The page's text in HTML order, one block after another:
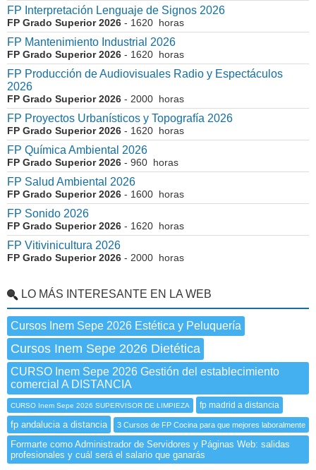
FP Interpretación Lenguaje de Signos 2026
FP Grado Superior 2026 - 1620 horas
FP Mantenimiento Industrial 2026
FP Grado Superior 2026 - 1620 horas
FP Producción de Audiovisuales Radio y Espectáculos
2026
FP Grado Superior 2026 - 2000 horas
FP Proyectos Urbanísticos y Topografía 2026
FP Grado Superior 2026 - 1620 horas
FP Química Ambiental 2026
FP Grado Superior 2026 - 960 horas
FP Salud Ambiental 2026
FP Grado Superior 2026 - 1600 horas
FP Sonido 2026
FP Grado Superior 2026 - 1620 horas
FP Vitivinicultura 2026
FP Grado Superior 2026 - 2000 horas
LO MÁS INTERESANTE EN LA WEB
Cursos Inem Sepe 2026 Estética y Peluquería
Cursos Inem Sepe 2026 Dietética
CURSO Inem Sepe 2026 Gestión del establecimiento
comercial A DISTANCIA
CURSO Inem Sepe 2026 SUPERVISOR DE LIMPIEZA fp madrid a distancia
fp andalucia a distancia 3 Cursos de FP Cocina para que mejores laboralmente
Formarte como Administrador de Servidores y Páginas Web: salidas
profesionales y cuál será el salario que ganarás